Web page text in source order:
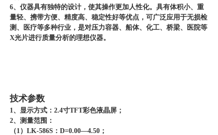
6、仪器具有独特的设计，使其操作更加人性化。具有体积小、重
量轻、携带方便、精度高、稳定性好等优点，可广泛应用于无损检
测、医疗等多种行业，是对压力容器、船体、化工、桥梁、医院等
X光片进行质量分析的理想仪器。
技术参数
1、显示方式：2.4寸TFT彩色液晶屏；
2、测量范围：
（1）LK-586S：D=0.00—4.50；